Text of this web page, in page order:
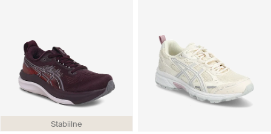
Stabiilne